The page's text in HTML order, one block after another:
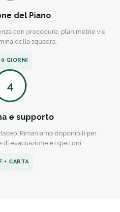
del Piano
con procedure, planimetrie vie
della squadra.
GIORNI
4
e supporto
Rimaniamo disponibili per
evacuazione e ispezioni.
+ CARTA